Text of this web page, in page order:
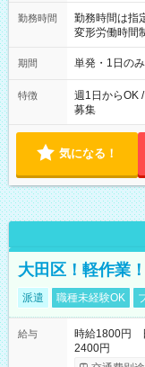
勤務時間
勤務時間は指
変形労働時間制 想定
～21：00
期間 単発・1日の
特徴
週1日からOK
募集
気になる！
大田区！軽作業
派遣 職種未経験OK
給与
時給1800円
2400円